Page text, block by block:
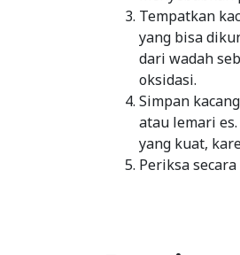
Tempatkan
yang bisa
dari wadah
oksidasi.
Simpan
atau lemari
yang kuat,
Periksa